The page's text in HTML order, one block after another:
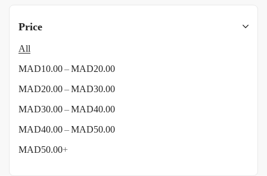
Price
All
MAD10.00–MAD20.00
MAD20.00–MAD30.00
MAD30.00–MAD40.00
MAD40.00–MAD50.00
MAD50.00+